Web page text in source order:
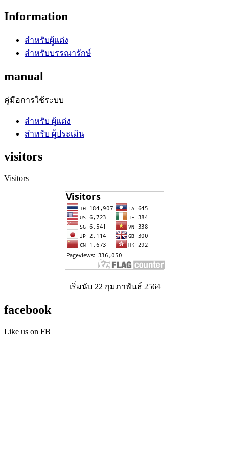
Information
สำหรับผู้แต่ง
สำหรับบรรณารักษ์
manual
คู่มือการใช้ระบบ
สำหรับ ผู้แต่ง
สำหรับ ผู้ประเมิน
visitors
Visitors
เริ่มนับ 22 กุมภาพันธ์ 2564
facebook
Like us on FB